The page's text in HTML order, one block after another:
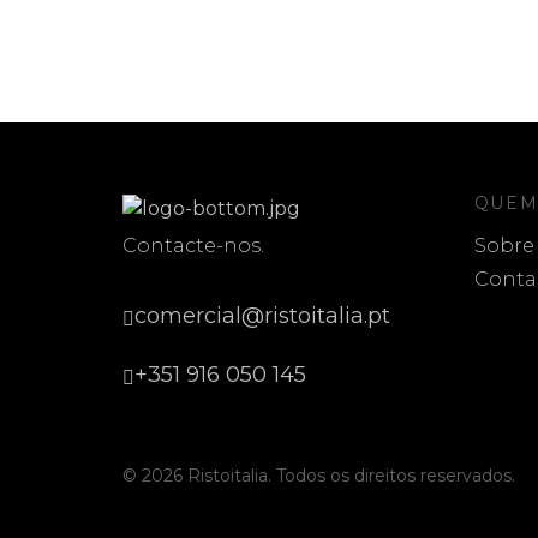
Contacte-nos.
comercial@ristoitalia.pt
+351 916 050 145
Sobre
© 2026 Ristoitalia. Todos os direitos reservados.